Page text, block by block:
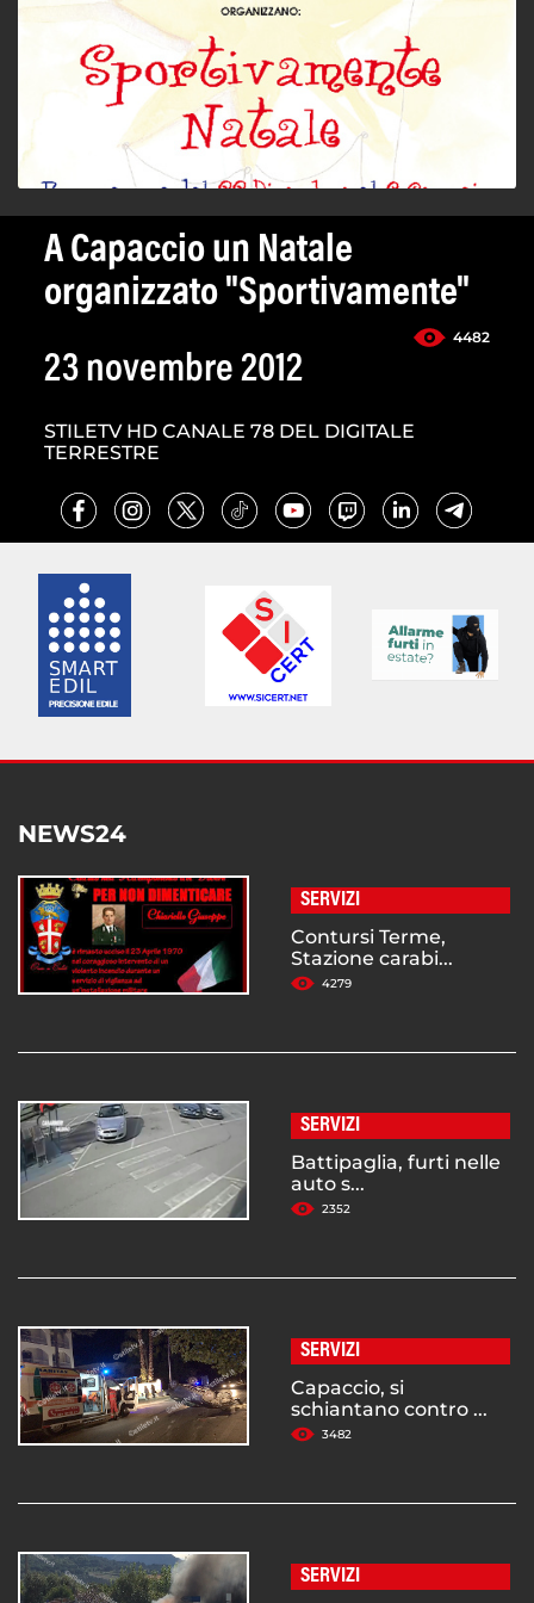
A Capaccio un Natale
organizzato "Sportivamente"
4482
23 novembre 2012
STILETV HD CANALE 78 DEL DIGITALE
TERRESTRE
NEWS24
SERVIZI
Contursi Terme,
Stazione carabi...
4279
SERVIZI
Battipaglia, furti nelle
auto s...
2352
SERVIZI
Capaccio, si
schiantano contro ...
3482
SERVIZI